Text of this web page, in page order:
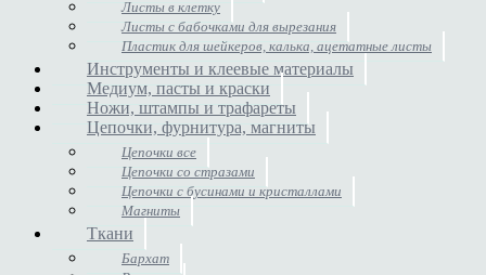
Листы в клетку
Листы с бабочками для вырезания
Пластик для шейкеров, калька, ацетатные листы
Инструменты и клеевые материалы
Медиум, пасты и краски
Ножи, штампы и трафареты
Цепочки, фурнитура, магниты
Цепочки все
Цепочки со стразами
Цепочки с бусинами и кристаллами
Магниты
Ткани
Бархат